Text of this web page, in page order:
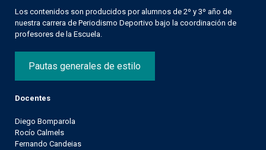
Los contenidos son producidos por alumnos de 2º y 3º año de
nuestra carrera de Periodismo Deportivo bajo la coordinación de
profesores de la Escuela.
Pautas generales de estilo
Docentes
Diego Bomparola
Rocío Calmels
Fernando Candeias